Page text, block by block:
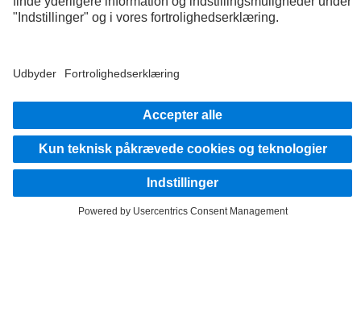
Daimler Truck AG er en international virksomhed, hvor lige muligheder,
valgte begreber naturligvis alle køn og identiteter.
HOLD DIG OPDATERET.
Oplev Mercedes-Benz Trucks på vores digitale kanaler.